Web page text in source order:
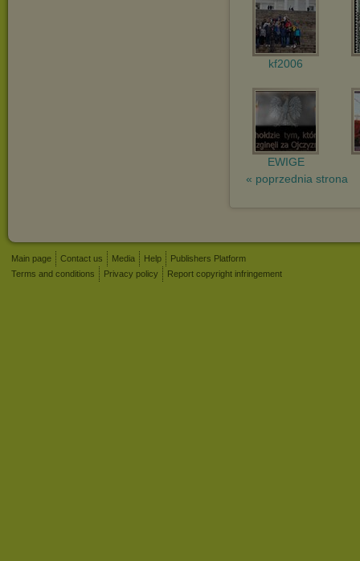
kf2006
EWIGE
« poprzednia strona
Main page Contact us Media Help
Publishers Platform
Terms and conditions
Privacy policy Report copyright infringement